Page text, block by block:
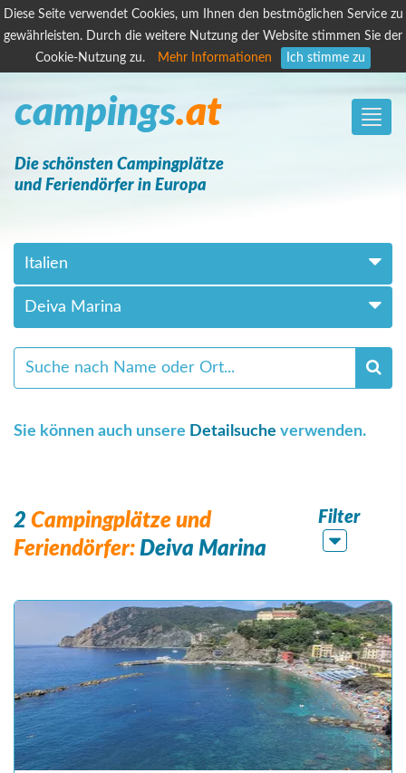
Diese Seite verwendet Cookies, um Ihnen den bestmöglichen Service zu
gewährleisten. Durch die weitere Nutzung der Website stimmen Sie der
Cookie-Nutzung zu.
Mehr Informationen Ich stimme zu
Toggle
campings.at
Die schönsten Campingplätze
und Feriendörfer in Europa
Italien
Deiva Marina
Sie können auch unsere Detailsuche verwenden.
2 Campingplätze und
Feriendörfer: Deiva Marina
Filter